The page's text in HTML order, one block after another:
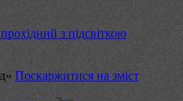
з підсвіткою
Поскаржитися на зміст